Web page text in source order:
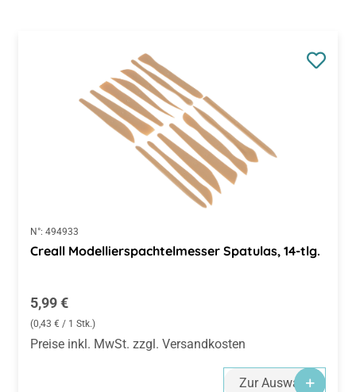
N°: 494933
Creall Modellierspachtelmesser Spatulas, 14-tlg.
Regulärer Preis:
5,99 €
(0,43 € / 1 Stk.)
Preise inkl. MwSt. zzgl. Versandkosten
Zur Auswahl